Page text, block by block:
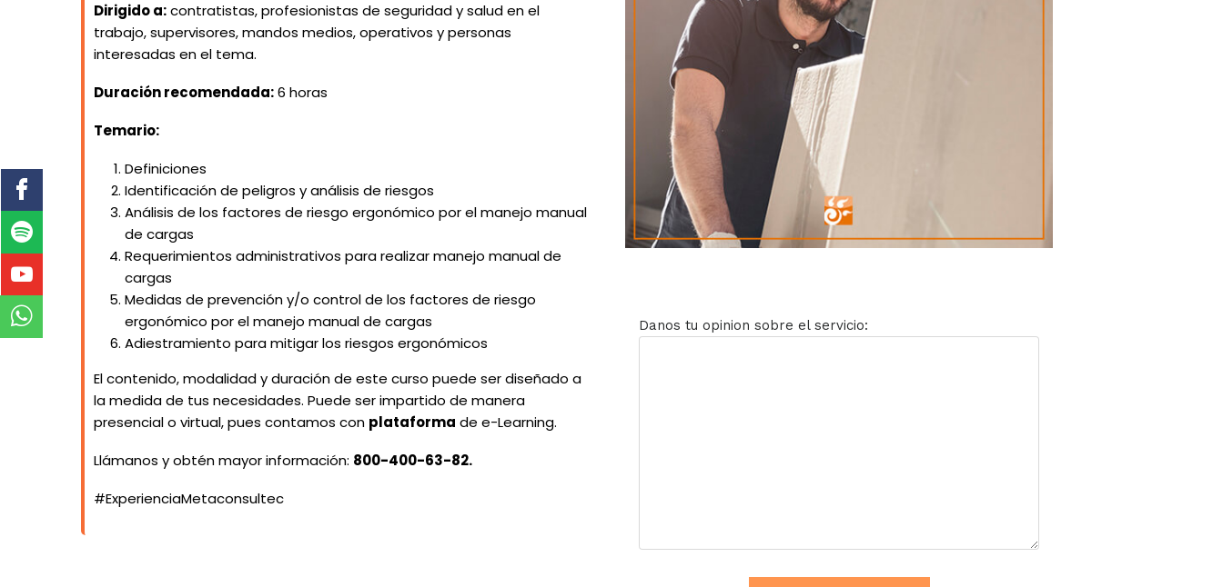
Dirigido a:contratistas, profesionistas de seguridad y salud en el
trabajo, supervisores, mandos medios, operativos y personas
interesadas en el tema.
Duración recomendada:6 horas
Temario:
Definiciones
Identificación de peligros y análisis de riesgos
Análisis de los factores de riesgo ergonómico por el manejo manual
de cargas
Requerimientos administrativos para realizar manejo manual de
cargas
Medidas de prevención y/o control de los factores de riesgo
ergonómico por el manejo manual de cargas
Adiestramiento para mitigar los riesgos ergonómicos
El contenido, modalidad y duración de este curso puede ser diseñado a
la medida de tus necesidades. Puede ser impartido de manera
presencial o virtual, pues contamos con plataforma de e-Learning.
Llámanos y obtén mayor información: 800-400-63-82.
#ExperienciaMetaconsultec
Danos tu opinion sobre el servicio: